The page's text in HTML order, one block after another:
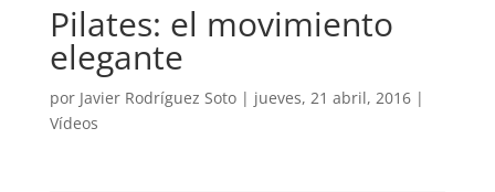
Pilates: el movimiento
elegante
por Javier Rodríguez Soto| jueves, 21 abril, 2016|
Vídeos